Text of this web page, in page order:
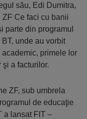
său, Edi Dumitra,
Ce faci cu banii
parte din programul
unde au vorbit
primele lor
a facturilor.
ZF, sub umbrela
de educaţie
a lansat FIT –